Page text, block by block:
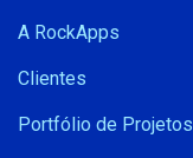
A RockApps
Clientes
Portfólio de Projetos